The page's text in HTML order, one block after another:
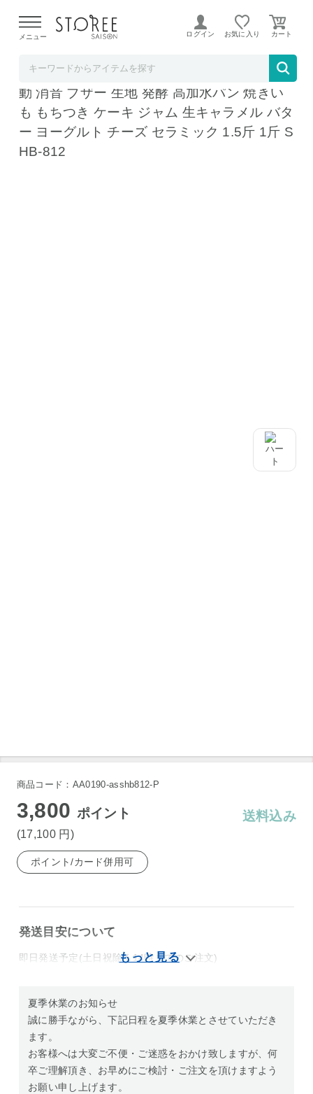
よる配送遅延が発生しております。
メニュー ログイン お気に入り
siroca シロカ ホームベーカリー 2斤 パン 自
動 消音 ブザー 生地 発酵 高加水パン 焼きい
も もちつき ケーキ ジャム 生キャラメル バタ
ー ヨーグルト チーズ セラミック 1.5斤 1斤 S
HB-812
商品コード：AA0190-asshb812-P
3,800 ポイント
(17,100 円 )
送料込み
ポイント/カード併用可
発送目安について
即日発送予定(土日祝除く14時までのご注文)
夏季休業のお知らせ
誠に勝手ながら、下記日程を夏季休業とさせていただき
ます。
お客様へは大変ご不便・ご迷惑をおかけ致しますが、何
卒ご理解頂き、お早めにご検討・ご注文を頂けますよう
お願い申し上げます。